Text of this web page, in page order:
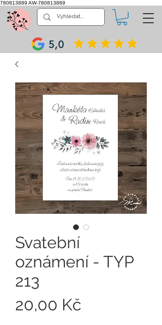
780813889 AW-780813889
5,0
Svatební
oznámení - TYP
213
20,00 Kč